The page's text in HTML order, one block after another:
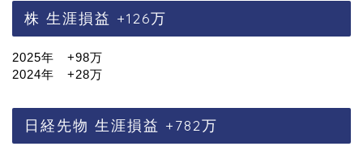
株 生涯損益 +126万
2025年 +98万
2024年 +28万
日経先物 生涯損益 +782万